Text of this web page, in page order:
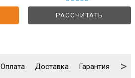
РАССЧИТАТЬ
Оплата Доставка Гарантия >